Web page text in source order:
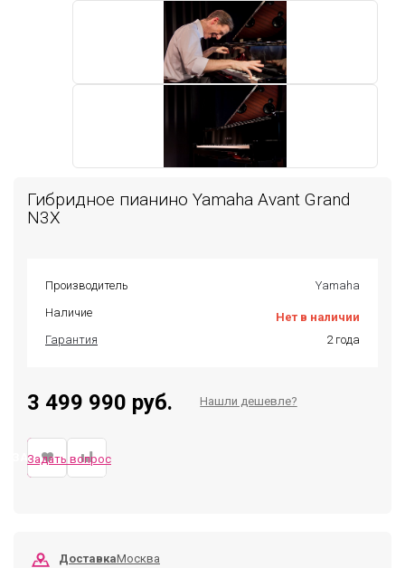
Гибридное пианино Yamaha Avant Grand
N3X
Производитель
Yamaha
Наличие
Нет в наличии
Гарантия
2 года
3 499 990 руб. Нашли дешевле?
ЗАКАЗАТЬ
Задать вопрос
ДоставкаМосква